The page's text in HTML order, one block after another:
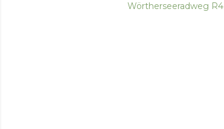
Wörtherseeradweg R4